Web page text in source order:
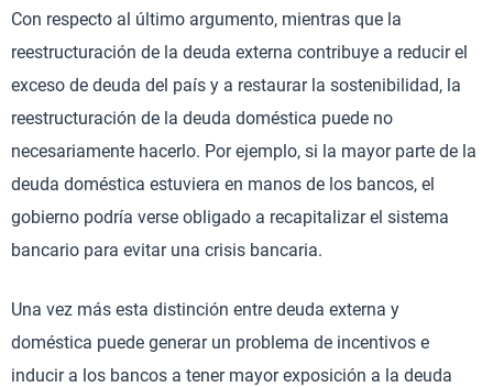
Con respecto al último argumento, mientras que la
reestructuración de la deuda externa contribuye a reducir el
exceso de deuda del país y a restaurar la sostenibilidad, la
reestructuración de la deuda doméstica puede no
necesariamente hacerlo. Por ejemplo, si la mayor parte de la
deuda doméstica estuviera en manos de los bancos, el
gobierno podría verse obligado a recapitalizar el sistema
bancario para evitar una crisis bancaria.
Una vez más esta distinción entre deuda externa y
doméstica puede generar un problema de incentivos e
inducir a los bancos a tener mayor exposición a la deuda